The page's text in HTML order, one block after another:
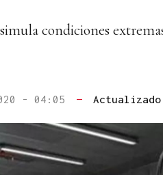
condiciones
- 04:05 —